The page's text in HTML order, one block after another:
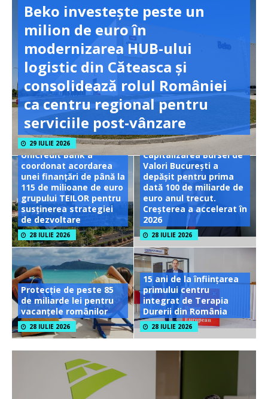
Beko investește peste un
milion de euro în
modernizarea HUB-ului
logistic din Căteasca și
consolidează rolul României
ca centru regional pentru
serviciile post-vânzare
29 IULIE 2026
UniCredit Bank a
coordonat acordarea
unei finanțări de până la
115 de milioane de euro
grupului TEILOR pentru
susținerea strategiei
de dezvoltare
28 IULIE 2026
Capitalizarea Bursei de
Valori București a
depășit pentru prima
dată 100 de miliarde de
euro anul trecut.
Creșterea a accelerat în
2026
28 IULIE 2026
Protecție de peste 85
de miliarde lei pentru
vacanțele românilor
28 IULIE 2026
15 ani de la înființarea
primului centru
integrat de Terapia
Durerii din România
28 IULIE 2026